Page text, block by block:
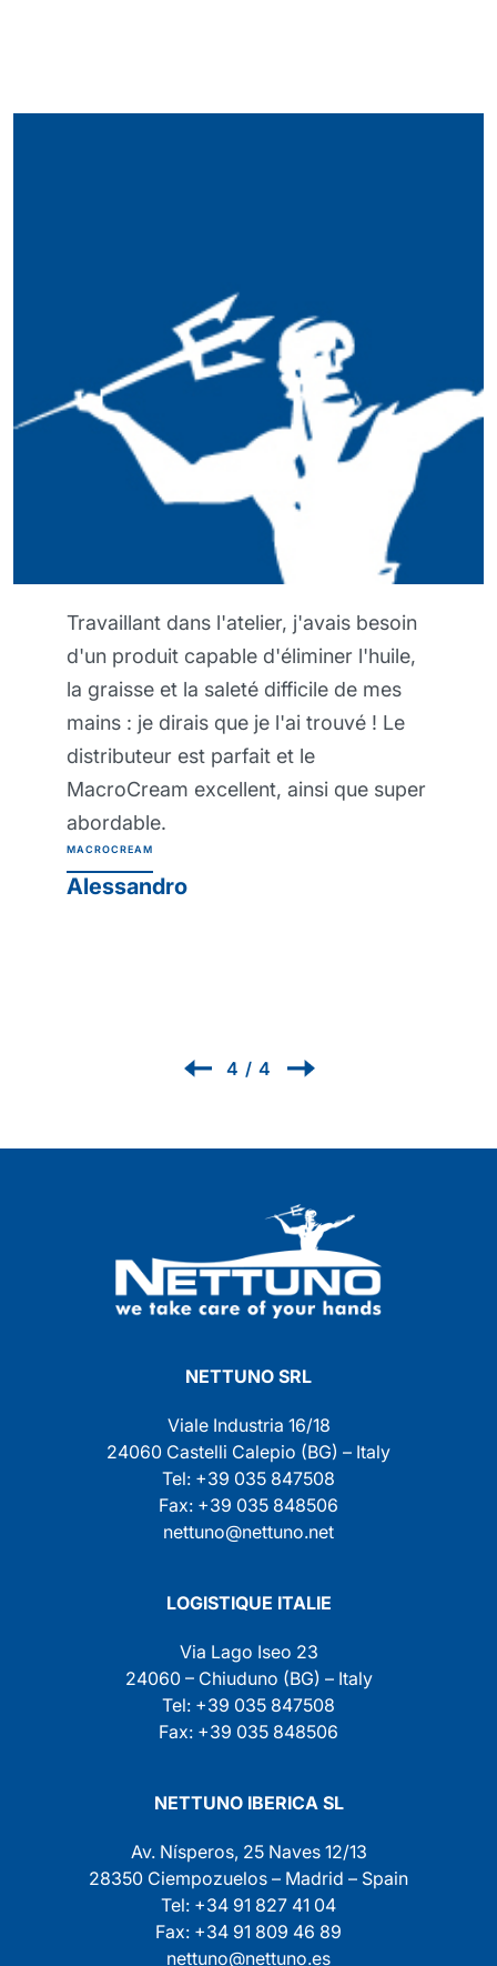
besoin
l'huile,
de mes
! Le
que super
J'ai trouvé cette crème
vraiment exceptionnelle, car
protéger ma peau même lors
travaux les plus lourds. Mes
définitivement en meilleure
depuis que je l'utilise et il
1/ 4
NETTUNO SRL
Viale Industria 16/18
24060 Castelli Calepio (BG) – Italy
Tel: +39 035 847508
Fax: +39 035 848506
nettuno@nettuno.net
LOGISTIQUE ITALIE
Via Lago Iseo 23
24060 – Chiuduno (BG) – Italy
Tel: +39 035 847508
Fax: +39 035 848506
NETTUNO IBERICA SL
Av. Nísperos, 25 Naves 12/13
28350 Ciempozuelos – Madrid – Spain
Tel: +34 91 827 41 04
Fax: +34 91 809 46 89
nettuno@nettuno.es